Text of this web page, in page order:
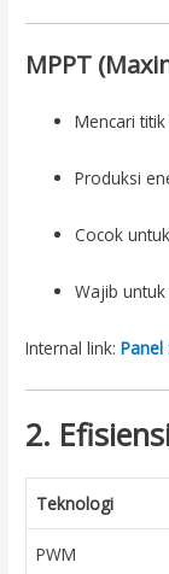
MPPT
Mencari
Produksi
Cocok
Wajib
Internal link:Panel
2.
Teknologi
PWM